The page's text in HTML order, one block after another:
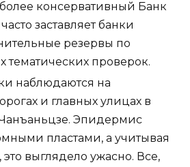
консервативный Банк
заставляет банки
резервы по
тематических проверок.
наблюдаются на
и главных улицах в
Эпидермис
пластами, а учитывая
выглядело ужасно. Все,